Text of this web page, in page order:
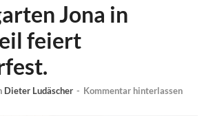
Jona in
feiert
Dieter Ludäscher - Kommentar hinterlassen